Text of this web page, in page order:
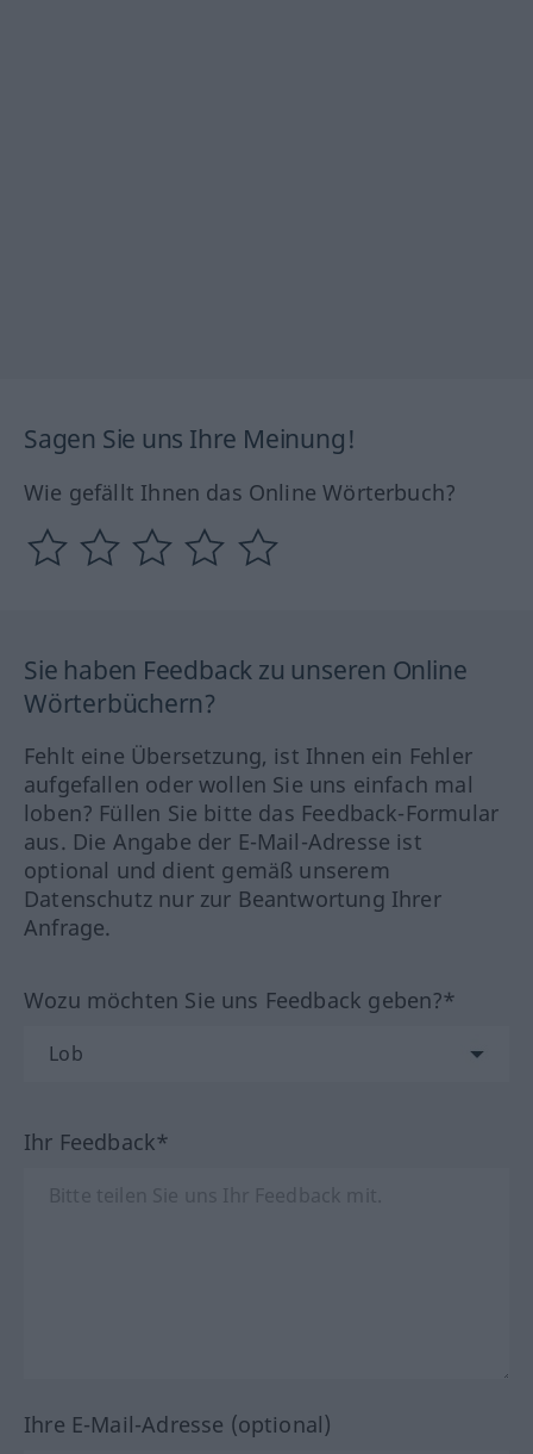
Sagen Sie uns Ihre Meinung!
Wie gefällt Ihnen das Online Wörterbuch?
Sie haben Feedback zu unseren Online
Wörterbüchern?
Fehlt eine Übersetzung, ist Ihnen ein Fehler
aufgefallen oder wollen Sie uns einfach mal
loben? Füllen Sie bitte das Feedback-Formular
aus. Die Angabe der E-Mail-Adresse ist
optional und dient gemäß unserem
Datenschutz nur zur Beantwortung Ihrer
Anfrage.
Wozu möchten Sie uns Feedback geben?*
Ihr Feedback*
Ihre E-Mail-Adresse (optional)